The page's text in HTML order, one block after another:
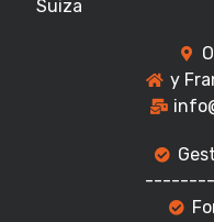
Suiza
y